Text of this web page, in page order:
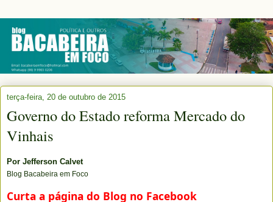
terça-feira, 20 de outubro de 2015
Governo do Estado reforma Mercado do
Vinhais
Por Jefferson Calvet
Blog Bacabeira em Foco
Curta a página do Blog no Facebook